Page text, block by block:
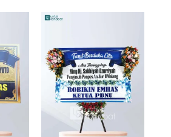
was:
Rp599.000.
is:
Rp575.000.